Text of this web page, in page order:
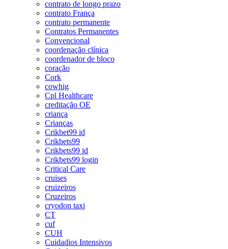
contrato de longo prazo
contrato França
contrato permanente
Contratos Permanentes
Convencional
coordenação clínica
coordenador de bloco
coração
Cork
cowhig
Cpl Healthcare
creditação OE
criança
Crianças
Crikbet99 id
Crikbets99
Crikbets99 id
Crikbets99 login
Critical Care
cruises
cruizeiros
Cruzeiros
cryodon taxi
CT
cuf
CUH
Cuidadios Intensivos